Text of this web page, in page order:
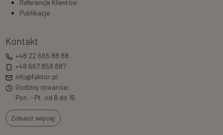
Referencje Klientów
Publikacje
Kontakt
+48 22 665 88 88
+48 667 858 887
info@faktor.pl
Godziny otwarcia:
Pon. - Pt. od 8 do 16
Zobacz więcej